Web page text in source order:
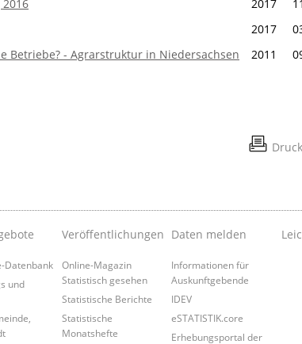
2017
11
2017
Betriebe? - Agrarstruktur in Niedersachsen
2011
Datenbank
und
Veröffentlichungen
Online-Magazin
Statistisch gesehen
Statistische Berichte
Statistische
Monatshefte
Daten melden
Informationen für
Auskunftgebende
IDEV
eSTATISTIK.core
Erhebungsportal der